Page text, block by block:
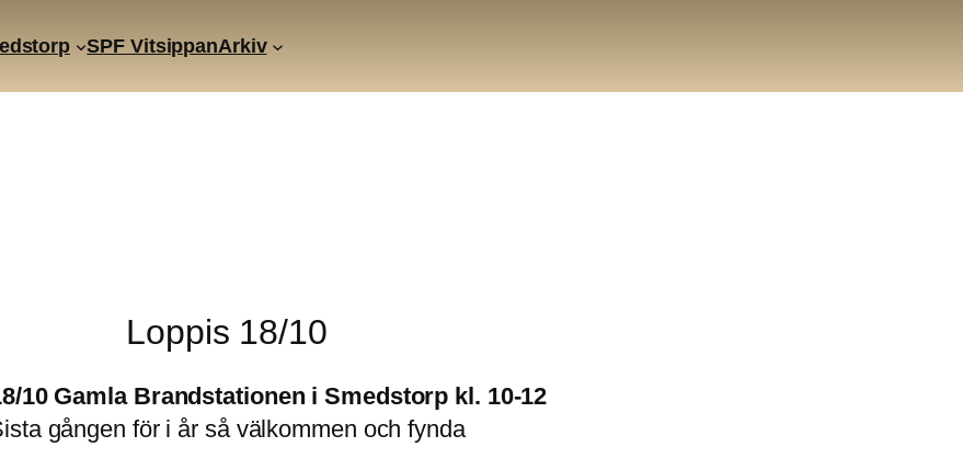
SPF VitsippanArkiv
Loppis 18/10
10 Gamla Brandstationen i Smedstorp kl. 10-12
gången för i år så välkommen och fynda